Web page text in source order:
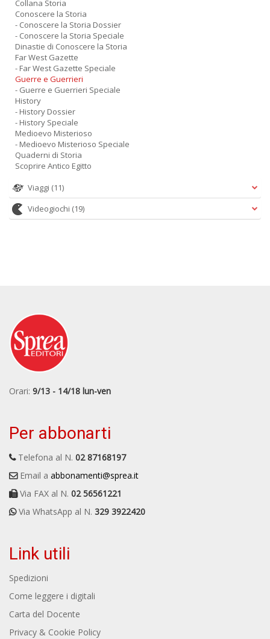
Collana Storia
Conoscere la Storia
- Conoscere la Storia Dossier
- Conoscere la Storia Speciale
Dinastie di Conoscere la Storia
Far West Gazette
- Far West Gazette Speciale
Guerre e Guerrieri
- Guerre e Guerrieri Speciale
History
- History Dossier
- History Speciale
Medioevo Misterioso
- Medioevo Misterioso Speciale
Quaderni di Storia
Scoprire Antico Egitto
Viaggi (11)
Videogiochi (19)
Orari: 9/13 - 14/18 lun-ven
Per abbonarti
Telefona al N. 02 87168197
Email a abbonamenti@sprea.it
Via FAX al N. 02 56561221
Via WhatsApp al N. 329 3922420
Link utili
Spedizioni
Come leggere i digitali
Carta del Docente
Privacy & Cookie Policy